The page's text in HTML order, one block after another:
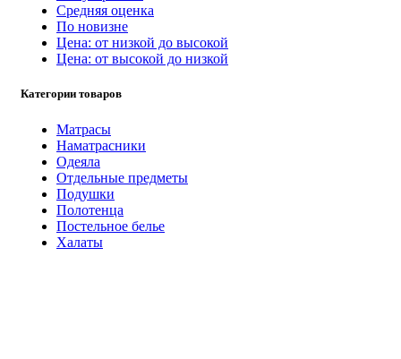
Средняя оценка
По новизне
Цена: от низкой до высокой
Цена: от высокой до низкой
Категории товаров
Матрасы
Наматрасники
Одеяла
Отдельные предметы
Подушки
Полотенца
Постельное белье
Халаты